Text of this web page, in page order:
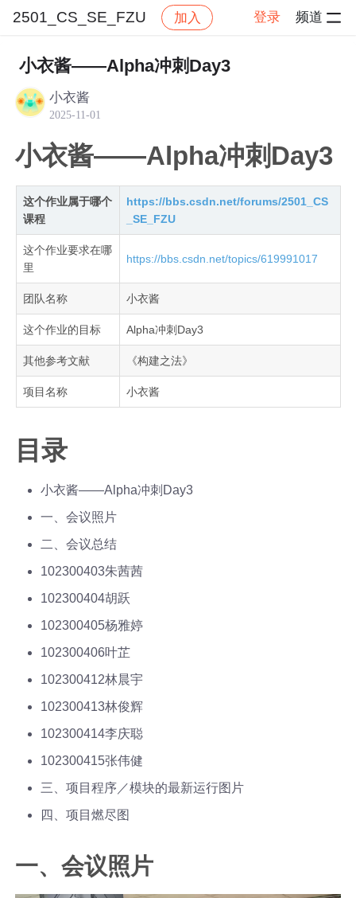
2501_CS_SE_FZU 加入 登录 频道
社区 2501_CS_SE_FZU 作业提交
小衣酱——Alpha冲刺Day3
小衣酱
2025-11-01
小衣酱——Alpha冲刺Day3
这个作业属于哪个
课程
https://bbs.csdn.net/forums/2501_CS
_SE_FZU
这个作业要求在哪
里
https://bbs.csdn.net/topics/619991017
团队名称 小衣酱
这个作业的目标 Alpha冲刺Day3
其他参考文献 《构建之法》
项目名称 小衣酱
目录
小衣酱——Alpha冲刺Day3
一、会议照片
二、会议总结
102300403朱茜茜
102300404胡跃
102300405杨雅婷
102300406叶芷
102300412林晨宇
102300413林俊辉
102300414李庆聪
102300415张伟健
三、项目程序／模块的最新运行图片
四、项目燃尽图
一、会议照片